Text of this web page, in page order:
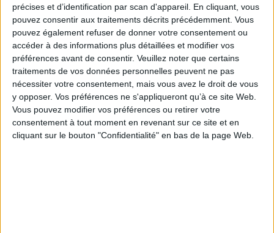
précises et d’identification par scan d'appareil. En cliquant, vous
pouvez consentir aux traitements décrits précédemment. Vous
pouvez également refuser de donner votre consentement ou
accéder à des informations plus détaillées et modifier vos
préférences avant de consentir. Veuillez noter que certains
traitements de vos données personnelles peuvent ne pas
nécessiter votre consentement, mais vous avez le droit de vous
y opposer. Vos préférences ne s'appliqueront qu’à ce site Web.
Vous pouvez modifier vos préférences ou retirer votre
consentement à tout moment en revenant sur ce site et en
cliquant sur le bouton "Confidentialité" en bas de la page Web.
https://www.francetvinfo.fr/economie/emploi/
19-jean-castex-annonce-une-aide-exceptionnelle-
durant-deux-mois-pour-certaines-entreprises-de-l-
hotellerie-de-la-restauration-et-de-l-
evenementiel_4921543.html
Découvrir Cotélib